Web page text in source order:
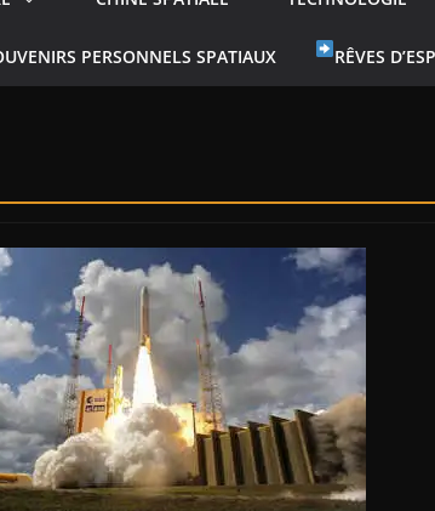
PERSONNELS SPATIAUX RÊVES